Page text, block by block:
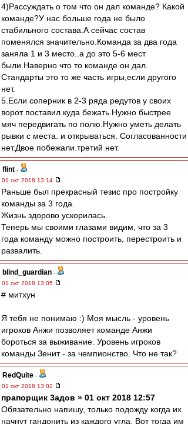
4)Рассуждать о том что он дал команде? Какой
команде?У нас больше года не было
стабильного состава.А сейчас состав
поменялся значительно.Команда за два года
заняла 1 и 3 место..а до это 5-6 мест
были.Наверно что то команде он дал.
Стандарты это то же часть игры,если другого
нет.
5.Если соперник в 2-3 ряда редутов у своих
ворот поставил.куда бежать.Нужно быстрее
мяч передвигать по полю.Нужно уметь делать
рывки с места. и открываться. Согласованности
нет.Двое побежали.третий нет.
flint -
01 окт 2018 13:14
Раньше был прекрасный тезис про постройку
команды за 3 года.
Жизнь здорово ускорилась.
Теперь мы своими глазами видим, что за 3
года команду можно построить, перестроить и
развалить.
blind_guardian -
01 окт 2018 13:05
# митхун
Я тебя не понимаю :) Моя мысль - уровень
игроков Анжи позволяет команде Анжи
бороться за выживание. Уровень игроков
команды Зенит - за чемпионство. Что не так?
RedQuite -
01 окт 2018 13:02
прапорщик 3адoв » 01 окт 2018 12:57
Обязательно напишу, только подожду когда их
начнут гандонить из каждого угла. Вот тогда им